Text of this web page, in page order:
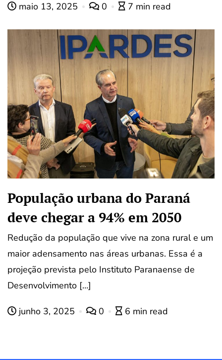
maio 13, 2025 0 7 min read
População urbana do Paraná
deve chegar a 94% em 2050
Redução da população que vive na zona rural e um
maior adensamento nas áreas urbanas. Essa é a
projeção prevista pelo Instituto Paranaense de
Desenvolvimento […]
junho 3, 2025 0 6 min read